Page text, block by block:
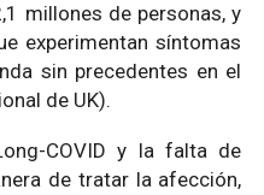
millones de personas, y
experimentan síntomas
sin precedentes en el
de UK).
COVID y la falta de
de tratar la afección,